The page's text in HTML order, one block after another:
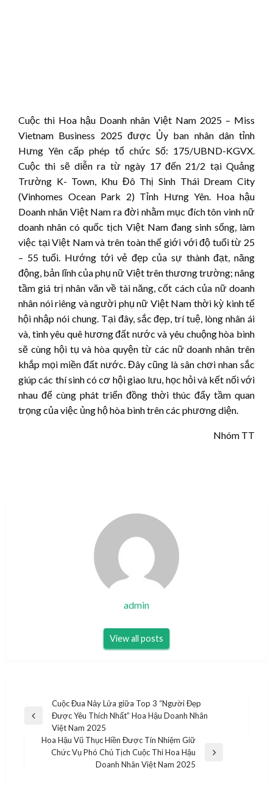
Cuộc thi Hoa hậu Doanh nhân Việt Nam 2025 – Miss
Vietnam Business 2025 được Ủy ban nhân dân tỉnh
Hưng Yên cấp phép tổ chức Số: 175/UBND-KGVX.
Cuộc thi sẽ diễn ra từ ngày 17 đến 21/2 tại Quảng
Trường K- Town, Khu Đô Thị Sinh Thái Dream City
(Vinhomes Ocean Park 2) Tỉnh Hưng Yên. Hoa hậu
Doanh nhân Việt Nam ra đời nhằm mục đích tôn vinh nữ
doanh nhân có quốc tịch Việt Nam đang sinh sống, làm
việc tại Việt Nam và trên toàn thế giới với độ tuổi từ 25
– 55 tuổi. Hướng tới vẻ đẹp của sự thành đạt, năng
động, bản lĩnh của phụ nữ Việt trên thương trường; nâng
tầm giá trị nhân văn về tài năng, cốt cách của nữ doanh
nhân nói riêng và người phụ nữ Việt Nam thời kỳ kinh tế
hội nhập nói chung. Tại đây, sắc đẹp, trí tuệ, lòng nhân ái
và, tình yêu quê hương đất nước và yêu chuộng hòa bình
sẽ cùng hội tụ và hòa quyện từ các nữ doanh nhân trên
khắp mọi miền đất nước. Đây cũng là sân chơi nhan sắc
giúp các thí sinh có cơ hội giao lưu, học hỏi và kết nối với
nhau để cùng phát triển đồng thời thúc đẩy tầm quan
trọng của việc ủng hộ hòa bình trên các phương diện.
Nhóm TT
admin
View all posts
hướng
Previous
Cuộc Đua Nảy Lửa giữa Top 3 “Người Đẹp
Được Yêu Thích Nhất” Hoa Hậu Doanh Nhân
Việt Nam 2025
Next
Hoa Hậu Vũ Thục Hiền Được Tín Nhiệm Giữ
Chức Vụ Phó Chủ Tịch Cuộc Thi Hoa Hậu
Doanh Nhân Việt Nam 2025